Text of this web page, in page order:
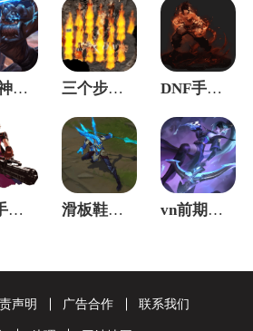
AP剑神强势归来，当年的青春找回日记？ 三个步骤教会你快速上手诺手，解锁你的上单 DNF手游武神职业应该提升攻击还是力
DNF手游师安图恩速通攻略：老玩家手 滑板鞋走A滑动技巧及出装攻略分享 vn前期怎么才能得到快速发育，打团需要注
声明 广告合作 联系我们